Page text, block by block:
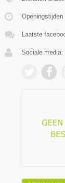
Openingstijden
Laatste
Sociale media: